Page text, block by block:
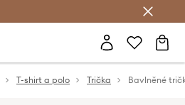
T-shirt a polo Trička Bavlněné